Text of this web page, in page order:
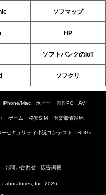
ソフマップ
HP
ソフトバンクのIoT
ソフクリ
iPhone/Mac ホビー 自作PC AV
ゲーム 格安SIM 倶楽部情報局
セキュリティ小説コンテスト SDGs
お問い合わせ 広告掲載
Laboratories, Inc. 2026